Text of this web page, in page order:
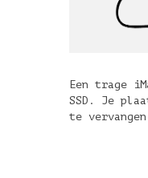
Een trage
SSD. Je
te